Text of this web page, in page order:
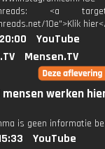
<a
10e">Klik
YouTube
Mensen.TV
mensen werken
is geen informatie
YouTube